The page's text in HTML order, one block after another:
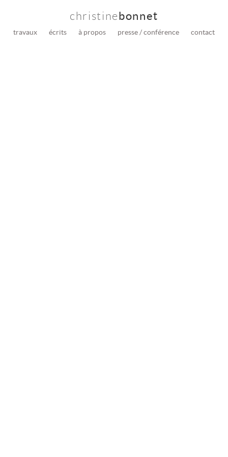
christinebonnet
travaux écrits à propos presse / conférence contact